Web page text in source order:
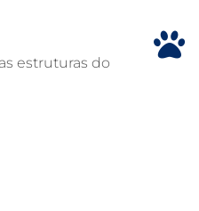
estruturas do